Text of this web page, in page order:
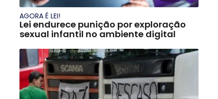
AGORA É LEI!
Lei endurece punição por exploração
sexual infantil no ambiente digital